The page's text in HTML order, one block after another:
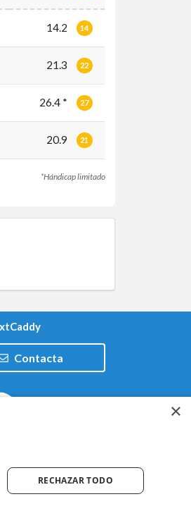
14.2 14
21.3 22
26.4 * 27
20.9 21
*Hándicap limitado
Contacta
×
RECHAZAR TODO